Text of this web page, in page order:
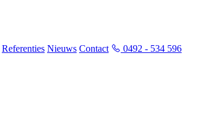
Referenties Nieuws Contact 0492 - 534 596